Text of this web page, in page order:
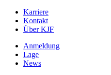
Karriere
Kontakt
Über KJF
Anmeldung
Lage
News